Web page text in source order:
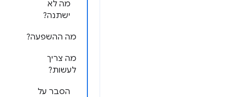
מה לא
ישתנה?
מה ההשפעה?
מה צריך
לעשות?
הסבר על